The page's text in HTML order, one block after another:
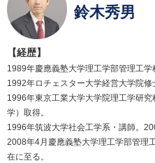
鈴木秀男
【経歴】
1989年慶應義塾大学理工学部管理工学
1992年ロチェスター大学経営大学院修
1996年東京工業大学大学院理工学研
学）取得。
1996年筑波大学社会工学系・講師。
2008年4月慶應義塾大学理工学部管理
在に至る。